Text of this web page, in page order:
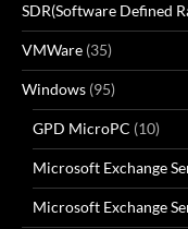
SDR(Software Defined
VMWare (35)
Windows (95)
GPD MicroPC (10)
Microsoft Exchange
Microsoft Exchange